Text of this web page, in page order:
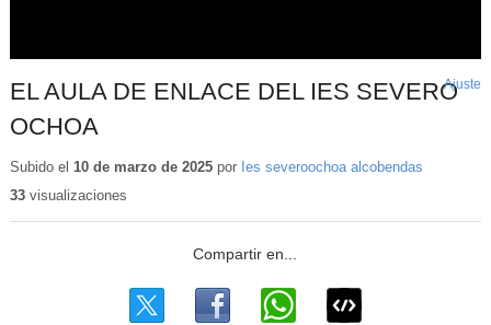
EL AULA DE ENLACE DEL IES SEVERO
OCHOA
Ajuste
Subido el 10 de marzo de 2025por Ies severoochoa alcobendas
33visualizaciones